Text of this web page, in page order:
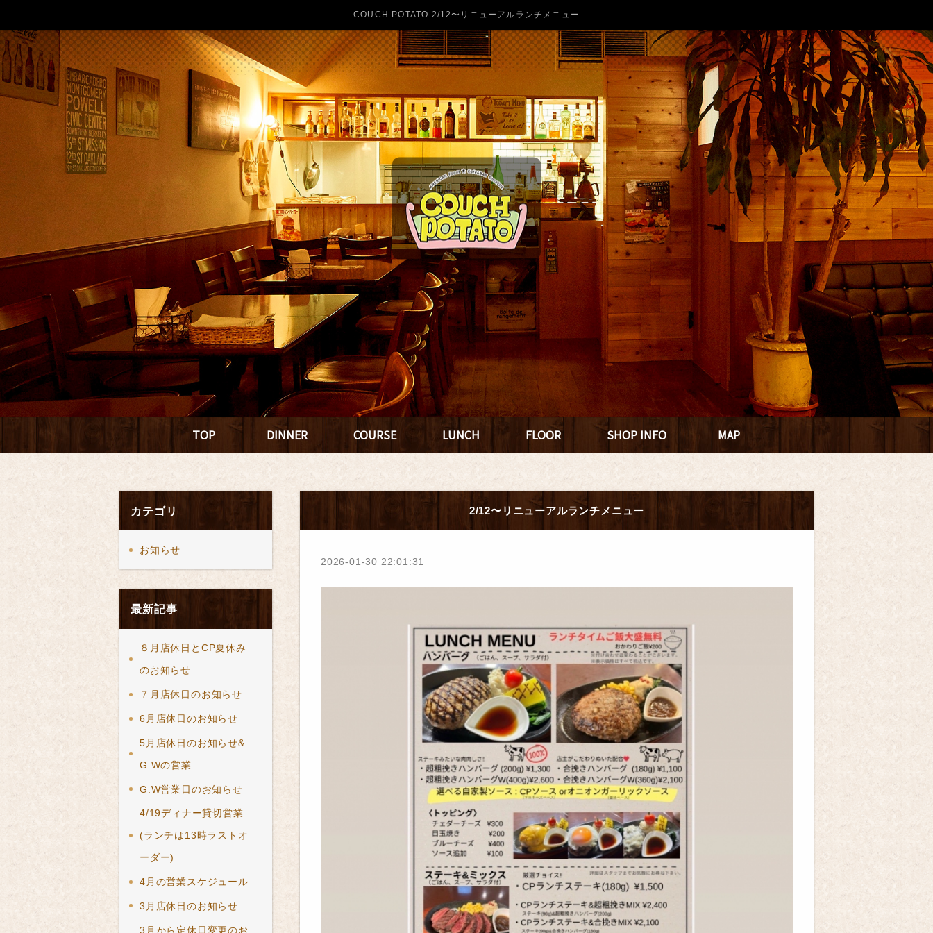
COUCH POTATO 2/12〜リニューアルランチメニュー
TOP DINNER COURSE LUNCH FLOOR SHOP INFO MAP
カテゴリ
お知らせ
最新記事
８月店休日とCP夏休み
のお知らせ
７月店休日のお知らせ
6月店休日のお知らせ
5月店休日のお知らせ&
G.Wの営業
G.W営業日のお知らせ
4/19ディナー貸切営業
(ランチは13時ラストオ
ーダー)
4月の営業スケジュール
3月店休日のお知らせ
3月から定休日変更のお
2/12〜リニューアルランチメニュー
2026-01-30 22:01:31